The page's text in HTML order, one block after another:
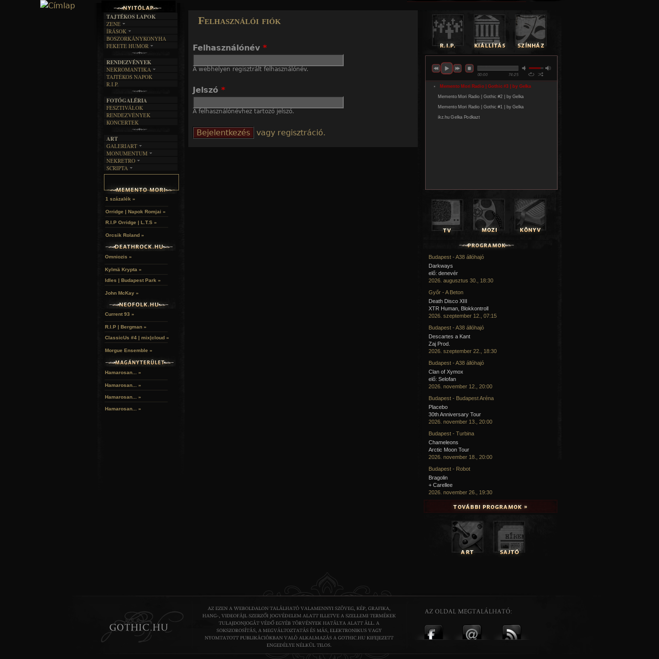
Felhasználói fiók
Felhasználónév *
A webhelyen regisztrált felhasználónév.
Jelszó *
A felhasználónévhez tartozó jelszó.
vagy regisztráció.
TAJTÉKOS LAPOK
ZENE
EGYÜTTESEK
INTERJÚK
FORDÍTÁSOK
DALSZÖVEGEK
ÍRÁSOK
IRODALOM
FILM
MŰVÉSZET
ÍRÁSTÖRTÉNET
BOSZORKÁNYKONYHA
FEKETE HUMOR
SZÖVEGES
RENDEZVÉNYEK
NEKROMANTIKA
AKTUÁLIS
A MÚLT
TAJTÉKOS NAPOK
R.I.P.
FOTÓGALÉRIA
FESZTIVÁLOK
RENDEZVÉNYEK
KONCERTEK
ART
GALERIART
ARTGALERI
KÉPREGÉNYEK
LAKÁSKULTS
MONUMENTUM
TEMETŐK
TEMPLOMOK
HELYEK
NEKRETRO
SZUBKULT
RELIKVIÁK
SCRIPTA
NOVELLÁK
HALÁLTÁNC
1 százalék »
Orridge | Napok Romjai »
R.I.P Orridge | L.T.S »
Orcsik Roland »
Omniozis »
Kylmä Krypta »
Idles | Budapest Park »
John McKay »
Current 93 »
R.I.P | Bergman »
ClassicUs #4 | mix|cloud »
Morgue Ensemble »
Hamarosan... »
Hamarosan... »
Hamarosan... »
Hamarosan... »
Budapest - A38 állóhajó
Darkways
elő: denevér
2026. augusztus 30., 18:30
Győr - A Beton
Death Disco XIII
XTR Human, Blokkontroll
2026. szeptember 12., 07:15
Budapest - A38 állóhajó
Descartes a Kant
Zaj Prod.
2026. szeptember 22., 18:30
Budapest - A38 állóhajó
Clan of Xymox
elő: Selofan
2026. november 12., 20:00
Budapest - Budapest Aréna
Placebo
30th Anniversary Tour
2026. november 13., 20:00
Budapest - Turbina
Chameleons
Arctic Moon Tour
2026. november 18., 20:00
Budapest - Robot
Bragolin
+ Carellee
2026. november 26., 19:30